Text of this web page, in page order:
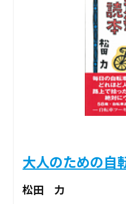
大人のための自
松田 力